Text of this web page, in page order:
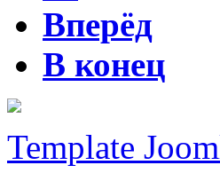
Вперёд
В конец
Template